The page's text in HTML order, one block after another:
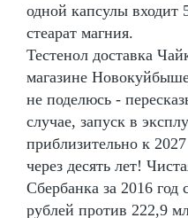
одной капсулы входит
стеарат магния.
Тестенол доставка
магазине
не поделюсь -
случае, запуск в
приблизительно к
через десять лет!
Сбербанка за 2016 год
рублей против 222,9